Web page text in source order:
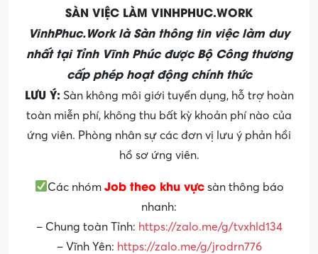
SÀN VIỆC LÀM VINHPHUC.WORK
VinhPhuc.Work là Sàn thông tin việc làm duy
nhất tại Tỉnh Vĩnh Phúc được Bộ Công thương
cấp phép hoạt động chính thức
LƯU Ý: Sàn không môi giới tuyển dụng, hỗ trợ hoàn
toàn miễn phí, không thu bất kỳ khoản phí nào của
ứng viên. Phòng nhân sự các đơn vị lưu ý phản hồi
hồ sơ ứng viên.
Các nhóm Job theo khu vựcsàn thông báo
nhanh:
– Chung toàn Tỉnh: https://zalo.me/g/tvxhld134
– Vĩnh Yên: https://zalo.me/g/jrodrn776